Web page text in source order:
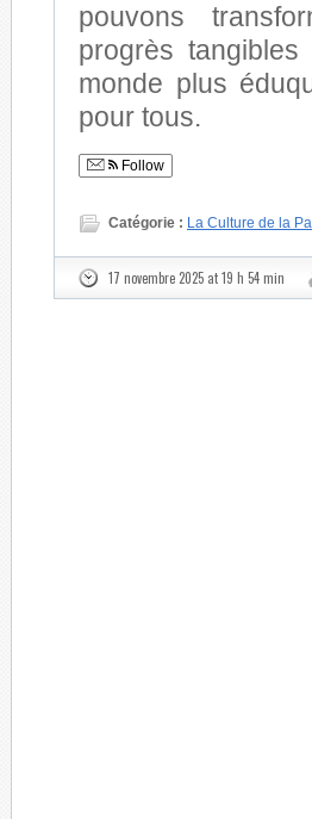
pouvons
progrès
monde plus
pour tous.
Follow
Catégorie : La Culture de la
17 novembre 2025 at 19 h 54 min